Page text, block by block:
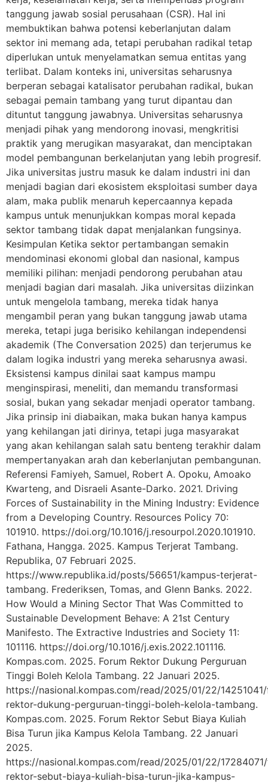
tanggung jawab sosial perusahaan (CSR). Hal ini
membuktikan bahwa potensi keberlanjutan dalam
sektor ini memang ada, tetapi perubahan radikal tetap
diperlukan untuk menyelamatkan semua entitas yang
terlibat. Dalam konteks ini, universitas seharusnya
berperan sebagai katalisator perubahan radikal, bukan
sebagai pemain tambang yang turut dipantau dan
dituntut tanggung jawabnya. Universitas seharusnya
menjadi pihak yang mendorong inovasi, mengkritisi
praktik yang merugikan masyarakat, dan menciptakan
model pembangunan berkelanjutan yang lebih progresif.
Jika universitas justru masuk ke dalam industri ini dan
menjadi bagian dari ekosistem eksploitasi sumber daya
alam, maka publik menaruh kepercaannya kepada
kampus untuk menunjukkan kompas moral kepada
sektor tambang tidak dapat menjalankan fungsinya.
Kesimpulan Ketika sektor pertambangan semakin
mendominasi ekonomi global dan nasional, kampus
memiliki pilihan: menjadi pendorong perubahan atau
menjadi bagian dari masalah. Jika universitas diizinkan
untuk mengelola tambang, mereka tidak hanya
mengambil peran yang bukan tanggung jawab utama
mereka, tetapi juga berisiko kehilangan independensi
akademik (The Conversation 2025) dan terjerumus ke
dalam logika industri yang mereka seharusnya awasi.
Eksistensi kampus dinilai saat kampus mampu
menginspirasi, meneliti, dan memandu transformasi
sosial, bukan yang sekadar menjadi operator tambang.
Jika prinsip ini diabaikan, maka bukan hanya kampus
yang kehilangan jati dirinya, tetapi juga masyarakat
yang akan kehilangan salah satu benteng terakhir dalam
mempertanyakan arah dan keberlanjutan pembangunan.
Referensi Famiyeh, Samuel, Robert A. Opoku, Amoako
Kwarteng, and Disraeli Asante-Darko. 2021. Driving
Forces of Sustainability in the Mining Industry: Evidence
from a Developing Country. Resources Policy 70:
101910. https://doi.org/10.1016/j.resourpol.2020.101910.
Fathana, Hangga. 2025. Kampus Terjerat Tambang.
Republika, 07 Februari 2025.
https://www.republika.id/posts/56651/kampus-terjerat-
tambang. Frederiksen, Tomas, and Glenn Banks. 2022.
How Would a Mining Sector That Was Committed to
Sustainable Development Behave: A 21st Century
Manifesto. The Extractive Industries and Society 11:
101116. https://doi.org/10.1016/j.exis.2022.101116.
Kompas.com. 2025. Forum Rektor Dukung Perguruan
Tinggi Boleh Kelola Tambang. 22 Januari 2025.
https://nasional.kompas.com/read/2025/01/22/
rektor-dukung-perguruan-tinggi-boleh-kelola-tambang.
Kompas.com. 2025. Forum Rektor Sebut Biaya Kuliah
Bisa Turun jika Kampus Kelola Tambang. 22 Januari
2025.
https://nasional.kompas.com/read/2025/01/22/
rektor-sebut-biaya-kuliah-bisa-turun-jika-kampus-